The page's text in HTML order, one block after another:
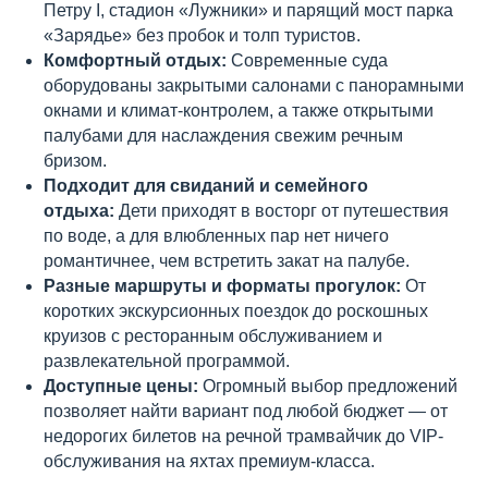
Петру I, стадион «Лужники» и парящий мост парка
«Зарядье» без пробок и толп туристов.
Комфортный отдых: Современные суда
оборудованы закрытыми салонами с панорамными
окнами и климат-контролем, а также открытыми
палубами для наслаждения свежим речным
бризом.
Подходит для свиданий и семейного
отдыха: Дети приходят в восторг от путешествия
по воде, а для влюбленных пар нет ничего
романтичнее, чем встретить закат на палубе.
Разные маршруты и форматы прогулок: От
коротких экскурсионных поездок до роскошных
круизов с ресторанным обслуживанием и
развлекательной программой.
Доступные цены: Огромный выбор предложений
позволяет найти вариант под любой бюджет — от
недорогих билетов на речной трамвайчик до VIP-
обслуживания на яхтах премиум-класса.